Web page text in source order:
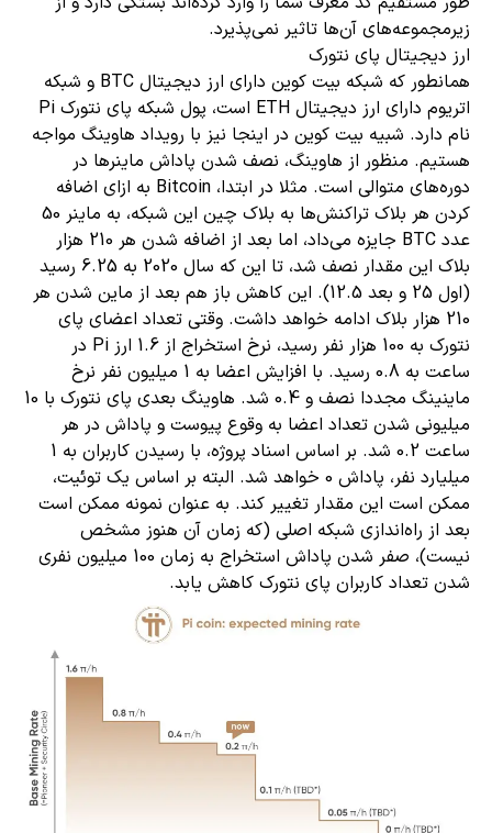
زیرمجموعه‌های آن‌ها تاثیر نمی‌پذیرد.
ارز دیجیتال پای نتورک
همانطور که شبکه بیت کوین دارای ارز دیجیتال BTC و شبکه
اتریوم دارای ارز دیجیتال ETH است، پول شبکه پای نتورک Pi
نام دارد. شبیه بیت کوین در اینجا نیز با رویداد هاوینگ مواجه
هستیم. منظور از هاوینگ، نصف شدن پاداش ماینرها در
دوره‌های متوالی است. مثلا در ابتدا، Bitcoin به ازای اضافه
کردن هر بلاک تراکنش‌ها به بلاک چین این شبکه، به ماینر 50
عدد BTC جایزه می‌داد، اما بعد از اضافه شدن هر 210 هزار
بلاک این مقدار نصف شد، تا این که سال 2020 به 6.25 رسید
(اول 25 و بعد 12.5). این کاهش باز هم بعد از ماین شدن هر
210 هزار بلاک ادامه خواهد داشت. وقتی تعداد اعضای پای
نتورک به 100 هزار نفر رسید، نرخ استخراج از 1.6 ارز Pi در
ساعت به 0.8 رسید. با افزایش اعضا به 1 میلیون نفر نرخ
ماینینگ مجددا نصف و 0.4 شد. هاوینگ بعدی پای نتورک با 10
میلیونی شدن تعداد اعضا به وقوع پیوست و پاداش در هر
ساعت 0.2 شد. بر اساس اسناد پروژه، با رسیدن کاربران به 1
میلیارد نفر، پاداش 0 خواهد شد. البته بر اساس یک توئیت،
ممکن است این مقدار تغییر کند. به عنوان نمونه ممکن است
بعد از راه‌اندازی شبکه اصلی (که زمان آن هنوز مشخص
نیست)، صفر شدن پاداش استخراج به زمان 100 میلیون نفری
شدن تعداد کاربران پای نتورک کاهش یابد.